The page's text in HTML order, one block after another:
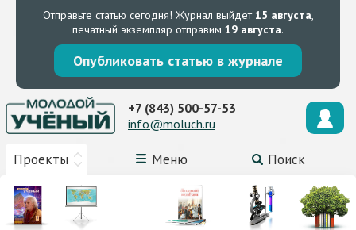
Отправьте статью сегодня! Журнал выйдет15 августа,
печатный экземпляр отправим 19 августа.
Опубликовать статью в журнале
Проекты Меню Поиск
+7 (843) 500-57-53
info@moluch.ru